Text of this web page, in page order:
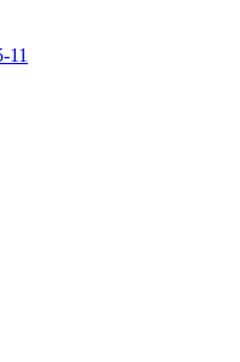
11